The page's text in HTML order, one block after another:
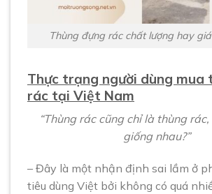
Thùng đựng rác chất lượng hay
Thực trạng người dùng mua
rác tại Việt Nam
“Thùng rác cũng chỉ là thùng
giống nhau?”
– Đây là một nhận định sai lầm ở
tiêu dùng Việt bởi không có quá